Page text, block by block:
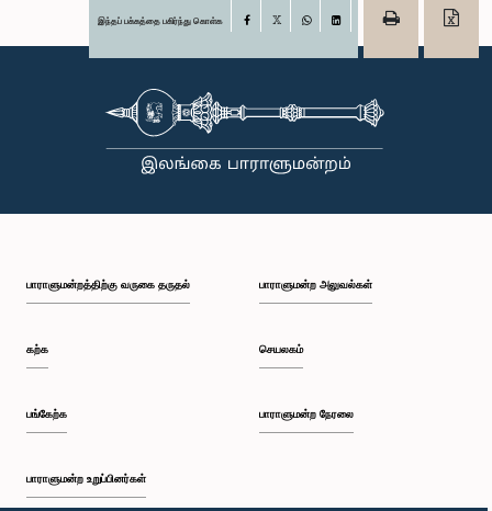
இந்தப் பக்கத்தை பகிர்ந்து கொள்க Facebook
பாராளுமன்றத்திற்கு வருகை தருதல்
கற்க
பங்கேற்க
பாராளுமன்ற உறுப்பினர்கள்
பாராளுமன்ற அலுவல்கள்
செயலகம்
பாராளுமன்ற நேரலை